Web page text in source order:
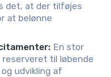
det, at der tilføjes
at belønne
En stor
til løbende
udvikling af